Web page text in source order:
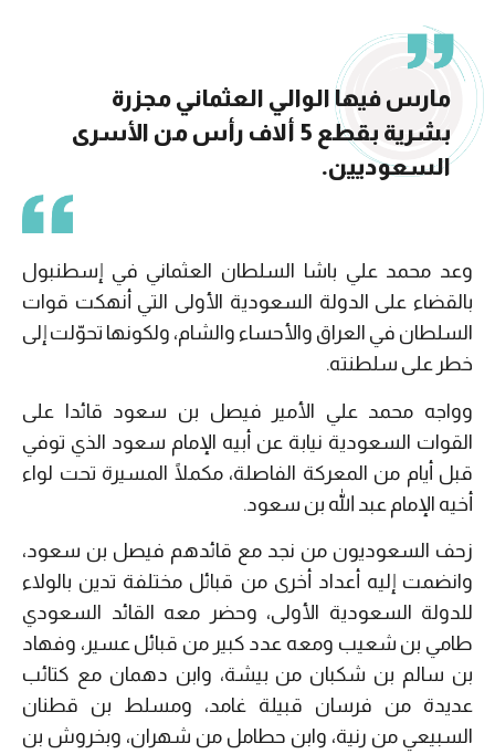
مارس فيها الوالي العثماني مجزرة
بشرية بقطع 5 ألاف رأس من الأسرى
السعوديين.
وعد محمد علي باشا السلطان العثماني في إسطنبول
بالقضاء على الدولة السعودية الأولى التي أنهكت قوات
السلطان في العراق والأحساء والشام، ولكونها تحوّلت إلى
خطر على سلطنته.
وواجه محمد علي الأمير فيصل بن سعود قائدا على
القوات السعودية نيابة عن أبيه الإمام سعود الذي توفي
قبل أيام من المعركة الفاصلة، مكملًا المسيرة تحت لواء
أخيه الإمام عبد الله بن سعود.
زحف السعوديون من نجد مع قائدهم فيصل بن سعود،
وانضمت إليه أعداد أخرى من قبائل مختلفة تدين بالولاء
للدولة السعودية الأولى، وحضر معه القائد السعودي
طامي بن شعيب ومعه عدد كبير من قبائل عسير، وفهاد
بن سالم بن شكبان من بيشة، وابن دهمان مع كتائب
عديدة من فرسان قبيلة غامد، ومسلط بن قطنان
السبيعي من رنية، وابن حطامل من شهران، وبخروش بن